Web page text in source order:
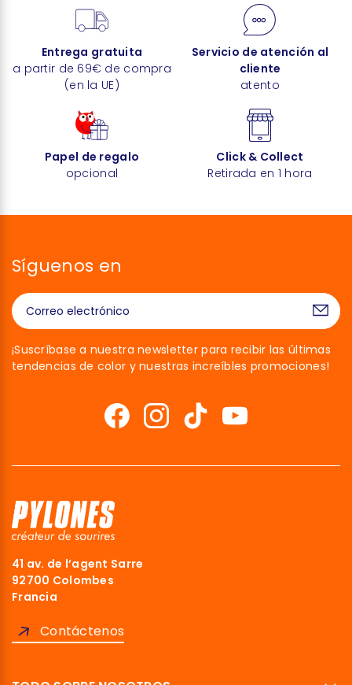
Entrega gratuita
a partir de 69€ de compra
(en la UE)
Servicio de atención al
cliente
atento
Papel de regalo
opcional
Click & Collect
Retirada en 1 hora
Síguenos en
¡Suscríbase a nuestra newsletter para recibir las últimas
tendencias de color y nuestras increíbles promociones!
41 av. de l’agent Sarre
92700 Colombes
Francia
Contáctenos